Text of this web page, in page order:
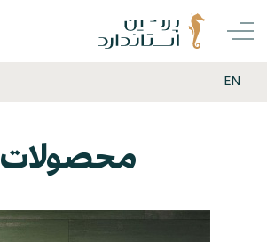
EN
محصولات